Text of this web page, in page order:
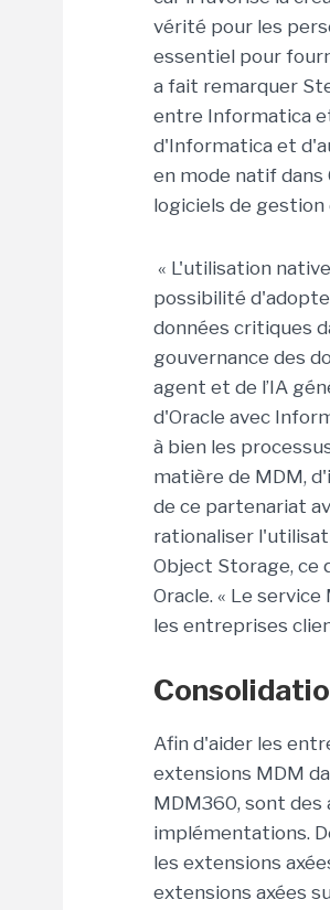
vérité pour les
essentiel pour
a fait remarquer
entre Informatica
d'Informatica et
en mode natif dans
logiciels de
« L'utilisation
possibilité
données critiques
gouvernance des
agent et de l’IA
d'Oracle avec
à bien les
matière de MDM,
de ce partenariat
rationaliser
Object Storage, ce
Oracle. « Le
les entreprises
Afin d'aider les
extensions MDM
MDM360, sont
implémentations.
les extensions
extensions axées